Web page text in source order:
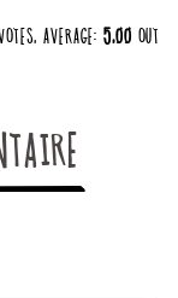
AVERAGE: 5,00 OUT